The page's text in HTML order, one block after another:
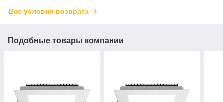
Все условия возврата
Подобные товары компании